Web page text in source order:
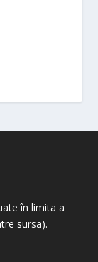
în limita a
sursa).